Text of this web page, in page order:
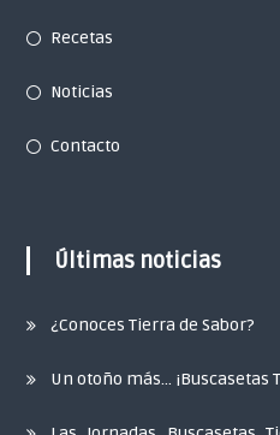
Recetas
Noticias
Contacto
Últimas noticias
¿Conoces Tierra de Sabor?
Un otoño más… ¡Buscasetas